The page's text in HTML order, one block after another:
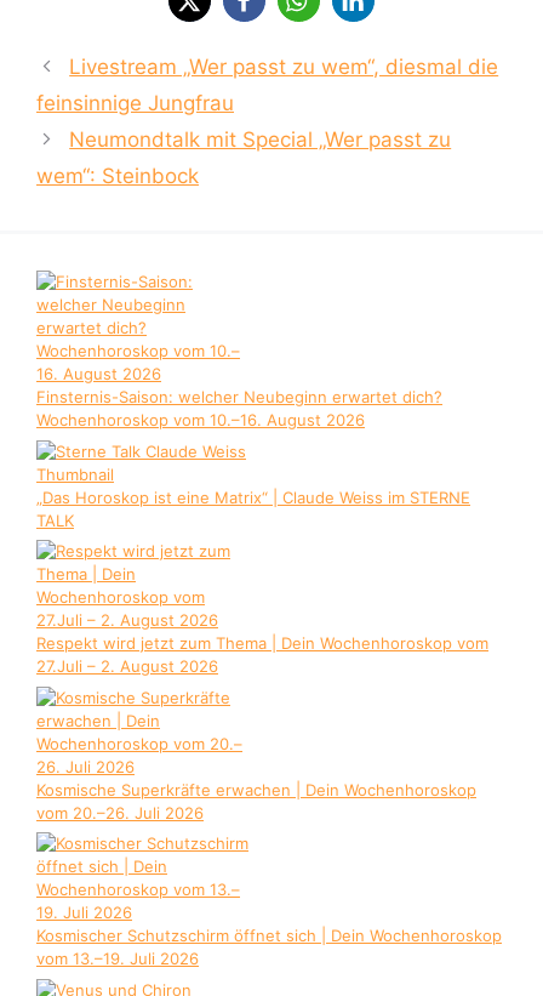
Livestream „Wer passt zu wem“, diesmal die
feinsinnige Jungfrau
Neumondtalk mit Special „Wer passt zu
wem“: Steinbock
Finsternis-Saison: welcher Neubeginn erwartet dich?
Wochenhoroskop vom 10.–16. August 2026
„Das Horoskop ist eine Matrix“ | Claude Weiss im STERNE
TALK
Respekt wird jetzt zum Thema | Dein Wochenhoroskop vom
27.Juli – 2. August 2026
Kosmische Superkräfte erwachen | Dein Wochenhoroskop
vom 20.–26. Juli 2026
Kosmischer Schutzschirm öffnet sich | Dein Wochenhoroskop
vom 13.–19. Juli 2026